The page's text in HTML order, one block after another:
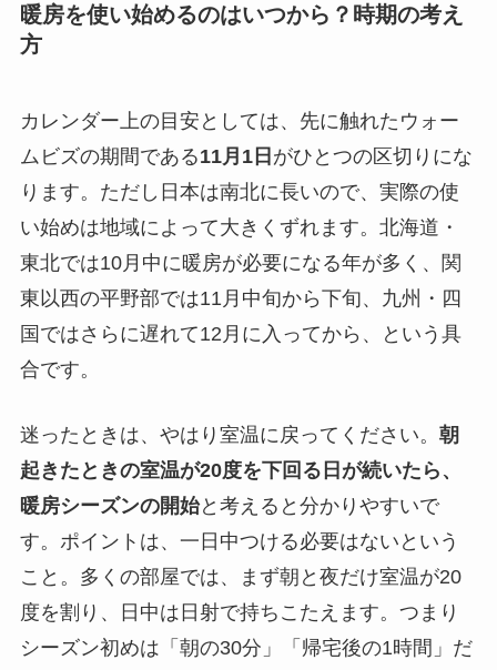
暖房を使い始めるのはいつから？時期の考え
方
カレンダー上の目安としては、先に触れたウォー
ムビズの期間である11月1日 がひとつの区切りにな
ります。ただし日本は南北に長いので、実際の使
い始めは地域によって大きくずれます。北海道・
東北では10月中に暖房が必要になる年が多く、関
東以西の平野部では11月中旬から下旬、九州・四
国ではさらに遅れて12月に入ってから、という具
合です。
迷ったときは、やはり室温に戻ってください。 朝
起きたときの室温が20度を下回る日が続いたら、
暖房シーズンの開始と考えると分かりやすいで
す。ポイントは、一日中つける必要はないという
こと。多くの部屋では、まず朝と夜だけ室温が20
度を割り、日中は日射で持ちこたえます。つまり
シーズン初めは「朝の30分」「帰宅後の1時間」だ